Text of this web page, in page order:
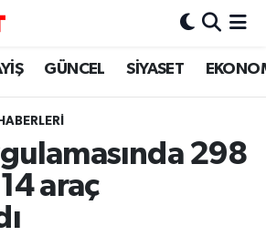
GÜNCEL SİYASET
298
araç
Durumu ve Fikstür